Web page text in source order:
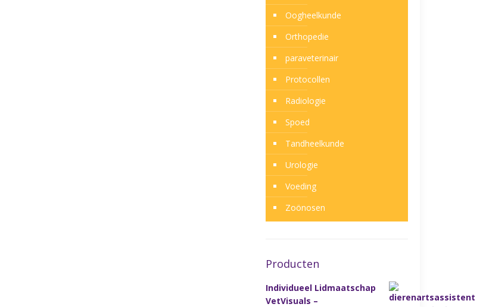
Oogheelkunde
Orthopedie
paraveterinair
Protocollen
Radiologie
Spoed
Tandheelkunde
Urologie
Voeding
Zoönosen
Producten
Individueel Lidmaatschap
VetVisuals –